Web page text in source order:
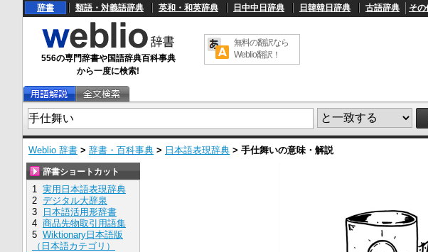
辞書 類語・対義語辞典 英和・和英辞典 日中中日辞典 日韓韓日辞典 古語辞典 そ
556の専門辞書や国語辞典百科事典
から一度に検索!
無料の翻訳なら
Weblio翻訳！
Weblio 辞書 > 辞書・百科事典 > 日本語表現辞典 > 手仕舞いの意味・解説
辞書ショートカット
1 実用日本語表現辞典
2 デジタル大辞泉
3
日本語活用形辞書
4 商品先物取引用語集
5 Wiktionary日本語版
（日本語カテゴリ）